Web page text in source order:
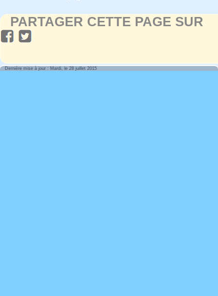
PARTAGER CETTE PAGE SUR
Dernière mise à jour : Mardi, le 28 juillet 2015